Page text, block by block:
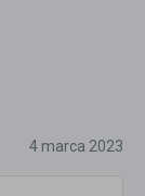
4 marca 2023